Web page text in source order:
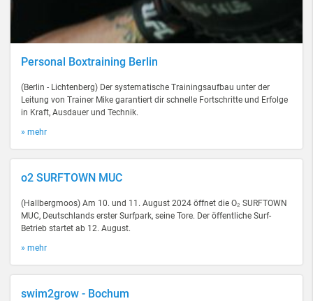
Personal Boxtraining Berlin
(Berlin - Lichtenberg) Der systematische Trainingsaufbau unter der
Leitung von Trainer Mike garantiert dir schnelle Fortschritte und Erfolge
in Kraft, Ausdauer und Technik.
» mehr
o2 SURFTOWN MUC
(Hallbergmoos) Am 10. und 11. August 2024 öffnet die O₂ SURFTOWN
MUC, Deutschlands erster Surfpark, seine Tore. Der öffentliche Surf-
Betrieb startet ab 12. August.
» mehr
swim2grow - Bochum